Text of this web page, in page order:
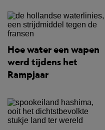
Hoe water een wapen
werd tijdens het
Rampjaar